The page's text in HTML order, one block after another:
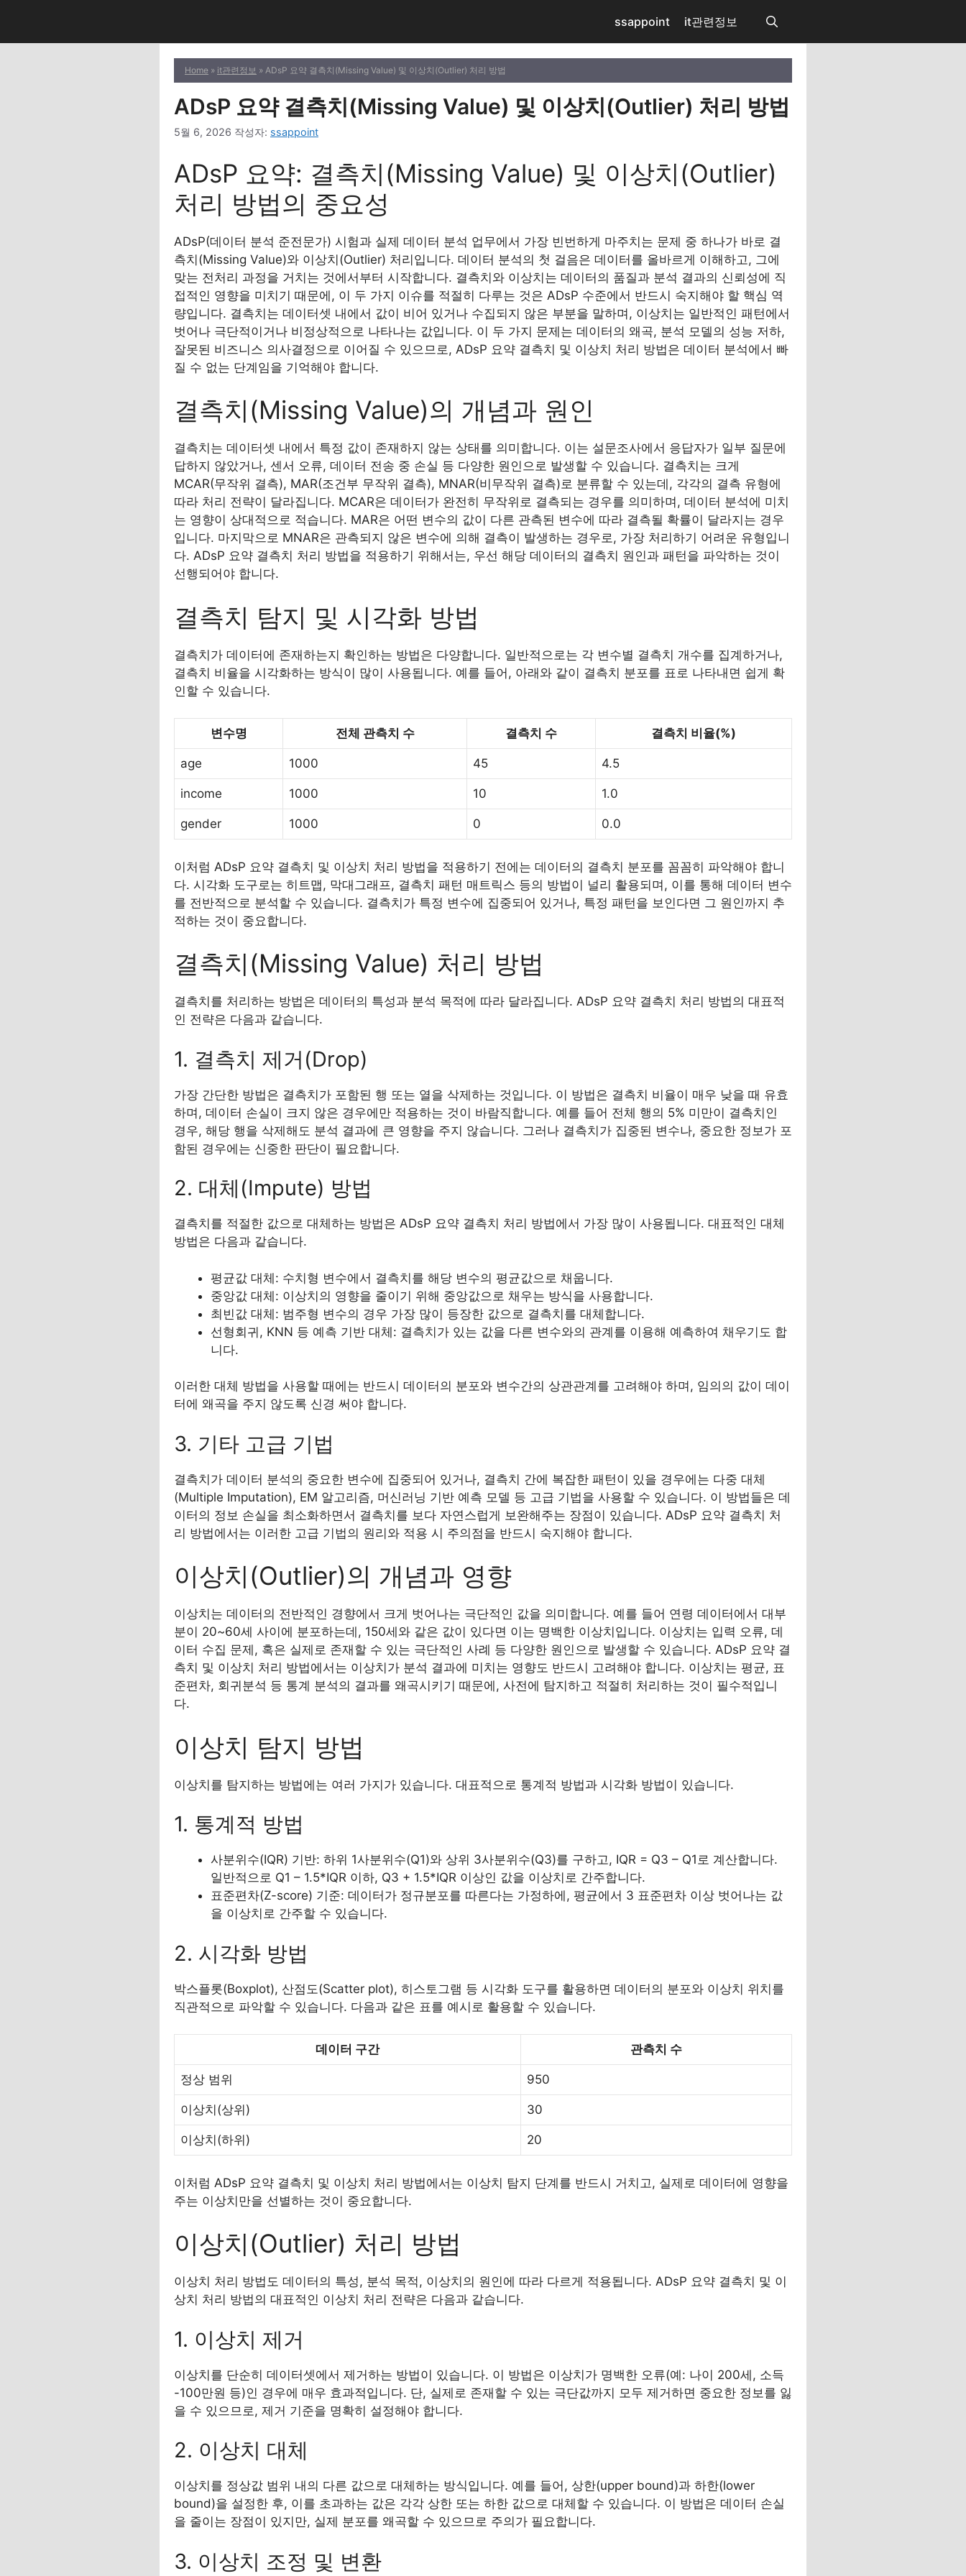
츠
ssappoint it관련정보
Home » it관련정보 » ADsP 요약 결측치(Missing Value) 및 이상치(Outlier) 처리 방법
ADsP 요약 결측치(Missing Value) 및 이상치(Outlier) 처리 방법
5월 6, 2026 작성자: ssappoint
ADsP 요약: 결측치(Missing Value) 및 이상치(Outlier)
처리 방법의 중요성
ADsP(데이터 분석 준전문가) 시험과 실제 데이터 분석 업무에서 가장 빈번하게 마주치는 문제 중 하나가 바로 결
측치(Missing Value)와 이상치(Outlier) 처리입니다. 데이터 분석의 첫 걸음은 데이터를 올바르게 이해하고, 그에
맞는 전처리 과정을 거치는 것에서부터 시작합니다. 결측치와 이상치는 데이터의 품질과 분석 결과의 신뢰성에 직
접적인 영향을 미치기 때문에, 이 두 가지 이슈를 적절히 다루는 것은 ADsP 수준에서 반드시 숙지해야 할 핵심 역
량입니다. 결측치는 데이터셋 내에서 값이 비어 있거나 수집되지 않은 부분을 말하며, 이상치는 일반적인 패턴에서
벗어나 극단적이거나 비정상적으로 나타나는 값입니다. 이 두 가지 문제는 데이터의 왜곡, 분석 모델의 성능 저하,
잘못된 비즈니스 의사결정으로 이어질 수 있으므로, ADsP 요약 결측치 및 이상치 처리 방법은 데이터 분석에서 빠
질 수 없는 단계임을 기억해야 합니다.
결측치(Missing Value)의 개념과 원인
결측치는 데이터셋 내에서 특정 값이 존재하지 않는 상태를 의미합니다. 이는 설문조사에서 응답자가 일부 질문에
답하지 않았거나, 센서 오류, 데이터 전송 중 손실 등 다양한 원인으로 발생할 수 있습니다. 결측치는 크게
MCAR(무작위 결측), MAR(조건부 무작위 결측), MNAR(비무작위 결측)로 분류할 수 있는데, 각각의 결측 유형에
따라 처리 전략이 달라집니다. MCAR은 데이터가 완전히 무작위로 결측되는 경우를 의미하며, 데이터 분석에 미치
는 영향이 상대적으로 적습니다. MAR은 어떤 변수의 값이 다른 관측된 변수에 따라 결측될 확률이 달라지는 경우
입니다. 마지막으로 MNAR은 관측되지 않은 변수에 의해 결측이 발생하는 경우로, 가장 처리하기 어려운 유형입니
다. ADsP 요약 결측치 처리 방법을 적용하기 위해서는, 우선 해당 데이터의 결측치 원인과 패턴을 파악하는 것이
선행되어야 합니다.
결측치 탐지 및 시각화 방법
결측치가 데이터에 존재하는지 확인하는 방법은 다양합니다. 일반적으로는 각 변수별 결측치 개수를 집계하거나,
결측치 비율을 시각화하는 방식이 많이 사용됩니다. 예를 들어, 아래와 같이 결측치 분포를 표로 나타내면 쉽게 확
인할 수 있습니다.
변수명 전체 관측치 수 결측치 수 결측치 비율(%)
age 1000 45 4.5
income 1000 10 1.0
gender 1000 0 0.0
이처럼 ADsP 요약 결측치 및 이상치 처리 방법을 적용하기 전에는 데이터의 결측치 분포를 꼼꼼히 파악해야 합니
다. 시각화 도구로는 히트맵, 막대그래프, 결측치 패턴 매트릭스 등의 방법이 널리 활용되며, 이를 통해 데이터 변수
를 전반적으로 분석할 수 있습니다. 결측치가 특정 변수에 집중되어 있거나, 특정 패턴을 보인다면 그 원인까지 추
적하는 것이 중요합니다.
결측치(Missing Value) 처리 방법
결측치를 처리하는 방법은 데이터의 특성과 분석 목적에 따라 달라집니다. ADsP 요약 결측치 처리 방법의 대표적
인 전략은 다음과 같습니다.
1. 결측치 제거(Drop)
가장 간단한 방법은 결측치가 포함된 행 또는 열을 삭제하는 것입니다. 이 방법은 결측치 비율이 매우 낮을 때 유효
하며, 데이터 손실이 크지 않은 경우에만 적용하는 것이 바람직합니다. 예를 들어 전체 행의 5% 미만이 결측치인
경우, 해당 행을 삭제해도 분석 결과에 큰 영향을 주지 않습니다. 그러나 결측치가 집중된 변수나, 중요한 정보가 포
함된 경우에는 신중한 판단이 필요합니다.
2. 대체(Impute) 방법
결측치를 적절한 값으로 대체하는 방법은 ADsP 요약 결측치 처리 방법에서 가장 많이 사용됩니다. 대표적인 대체
방법은 다음과 같습니다.
평균값 대체: 수치형 변수에서 결측치를 해당 변수의 평균값으로 채웁니다.
중앙값 대체: 이상치의 영향을 줄이기 위해 중앙값으로 채우는 방식을 사용합니다.
최빈값 대체: 범주형 변수의 경우 가장 많이 등장한 값으로 결측치를 대체합니다.
선형회귀, KNN 등 예측 기반 대체: 결측치가 있는 값을 다른 변수와의 관계를 이용해 예측하여 채우기도 합
니다.
이러한 대체 방법을 사용할 때에는 반드시 데이터의 분포와 변수간의 상관관계를 고려해야 하며, 임의의 값이 데이
터에 왜곡을 주지 않도록 신경 써야 합니다.
3. 기타 고급 기법
결측치가 데이터 분석의 중요한 변수에 집중되어 있거나, 결측치 간에 복잡한 패턴이 있을 경우에는 다중 대체
(Multiple Imputation), EM 알고리즘, 머신러닝 기반 예측 모델 등 고급 기법을 사용할 수 있습니다. 이 방법들은 데
이터의 정보 손실을 최소화하면서 결측치를 보다 자연스럽게 보완해주는 장점이 있습니다. ADsP 요약 결측치 처
리 방법에서는 이러한 고급 기법의 원리와 적용 시 주의점을 반드시 숙지해야 합니다.
이상치(Outlier)의 개념과 영향
이상치는 데이터의 전반적인 경향에서 크게 벗어나는 극단적인 값을 의미합니다. 예를 들어 연령 데이터에서 대부
분이 20~60세 사이에 분포하는데, 150세와 같은 값이 있다면 이는 명백한 이상치입니다. 이상치는 입력 오류, 데
이터 수집 문제, 혹은 실제로 존재할 수 있는 극단적인 사례 등 다양한 원인으로 발생할 수 있습니다. ADsP 요약 결
측치 및 이상치 처리 방법에서는 이상치가 분석 결과에 미치는 영향도 반드시 고려해야 합니다. 이상치는 평균, 표
준편차, 회귀분석 등 통계 분석의 결과를 왜곡시키기 때문에, 사전에 탐지하고 적절히 처리하는 것이 필수적입니
다.
이상치 탐지 방법
이상치를 탐지하는 방법에는 여러 가지가 있습니다. 대표적으로 통계적 방법과 시각화 방법이 있습니다.
1. 통계적 방법
사분위수(IQR) 기반: 하위 1사분위수(Q1)와 상위 3사분위수(Q3)를 구하고, IQR = Q3 – Q1로 계산합니다.
일반적으로 Q1 – 1.5*IQR 이하, Q3 + 1.5*IQR 이상인 값을 이상치로 간주합니다.
표준편차(Z-score) 기준: 데이터가 정규분포를 따른다는 가정하에, 평균에서 3 표준편차 이상 벗어나는 값
을 이상치로 간주할 수 있습니다.
2. 시각화 방법
박스플롯(Boxplot), 산점도(Scatter plot), 히스토그램 등 시각화 도구를 활용하면 데이터의 분포와 이상치 위치를
직관적으로 파악할 수 있습니다. 다음과 같은 표를 예시로 활용할 수 있습니다.
데이터 구간 관측치 수
정상 범위 950
이상치(상위) 30
이상치(하위) 20
이처럼 ADsP 요약 결측치 및 이상치 처리 방법에서는 이상치 탐지 단계를 반드시 거치고, 실제로 데이터에 영향을
주는 이상치만을 선별하는 것이 중요합니다.
이상치(Outlier) 처리 방법
이상치 처리 방법도 데이터의 특성, 분석 목적, 이상치의 원인에 따라 다르게 적용됩니다. ADsP 요약 결측치 및 이
상치 처리 방법의 대표적인 이상치 처리 전략은 다음과 같습니다.
1. 이상치 제거
이상치를 단순히 데이터셋에서 제거하는 방법이 있습니다. 이 방법은 이상치가 명백한 오류(예: 나이 200세, 소득
-100만원 등)인 경우에 매우 효과적입니다. 단, 실제로 존재할 수 있는 극단값까지 모두 제거하면 중요한 정보를 잃
을 수 있으므로, 제거 기준을 명확히 설정해야 합니다.
2. 이상치 대체
이상치를 정상값 범위 내의 다른 값으로 대체하는 방식입니다. 예를 들어, 상한(upper bound)과 하한(lower
bound)을 설정한 후, 이를 초과하는 값은 각각 상한 또는 하한 값으로 대체할 수 있습니다. 이 방법은 데이터 손실
을 줄이는 장점이 있지만, 실제 분포를 왜곡할 수 있으므로 주의가 필요합니다.
3. 이상치 조정 및 변환